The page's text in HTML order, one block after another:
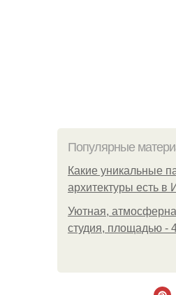
Популярные
Какие уникальные
архитектуры есть в
Уютная,
студия, площадью -